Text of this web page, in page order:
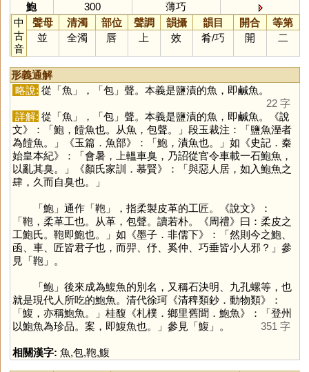
鮑
300
薄巧
中
古
音
聲母 清濁 部位 聲調 韻攝 韻目 開合
等第
並
全濁 唇 上 效 肴/巧 開 二
形義通解
略說: 從「魚 」，「包」聲。本義是鹽漬的魚，即鹹魚。
22 字
詳解: 從「魚 」，「包」聲。本義是鹽漬的魚，即鹹魚。《說
文》：「鮑，饐魚也。从魚，包聲。」段玉裁注：「鹽魚溼者
為饐魚。」《玉篇．魚部》：「鮑，漬魚也。」如《史記．秦
始皇本紀》：「會暑，上轀車臭，乃詔從官令車載一石鮑魚，
以亂其臭。」《顏氏家訓．慕賢》：「與惡人居，如入鮑魚之
肆，久而自臭也。」
「鮑」通作「鞄」，指柔製皮革的工匠。《說文》：
「鞄，柔革工也。从革，包聲。讀若朴。《周禮》曰：柔皮之
工鮑氏。鞄即鮑也。」如《墨子．非儒下》：「然則今之鮑、
函、車、匠皆君子也，而羿、伃、奚仲、巧垂皆小人邪？」參
見「鞄」。
「鮑」後來成為鰒魚的別名，又稱石決明、九孔螺等，也
就是現代人所吃的鮑魚。清代徐珂《清稗類鈔．動物類》：
「鰒，亦稱鮑魚。」桂馥《札樸．鄉里舊聞．鮑魚》：「登州
以鮑魚為珍品。案，即鰒魚也。」參見「鰒」。 351 字
相關漢字: 魚,包,鞄,鰒